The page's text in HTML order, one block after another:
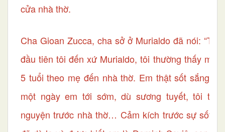
cửa nhà thờ.
Cha Gioan Zucca, cha sở ở Murialdo đã nói:
đầu tiên tôi đến xứ Murialdo, tôi thường thấy một
5 tuổi theo mẹ đến nhà thờ. Em thật sốt sắng
một ngày em tới sớm, dù sương tuyết, tôi
nguyện trước nhà thờ… Cảm kích trước sự sốt